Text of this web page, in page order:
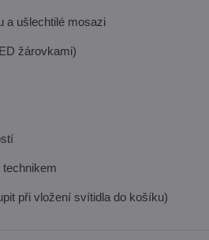
a ušlechtilé mosazi
žárovkami)
při vložení svítidla do košíku)